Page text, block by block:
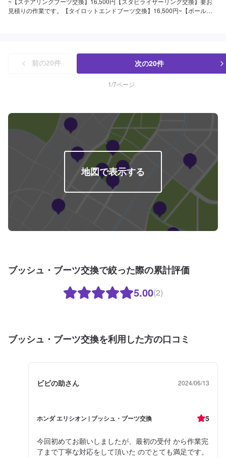
見積りの作業です。【タイロットエンドブーツ交換】16,500円~【ボールジ
前の20件 次の20件
1/7ページ
地図で表示する
ブッシュ・ブーツ交換で絞った際の累計評価
5.00(2)
ブッシュ・ブーツ交換を利用した方の口コミ
ビビの助さん 2024/06/13
ホンダ エリシオン | ブッシュ・ブーツ交換 5
今回初めてお願いしましたが、最初の受付 から作業完
了まで丁寧な対応をして頂いた のでとても満足です。